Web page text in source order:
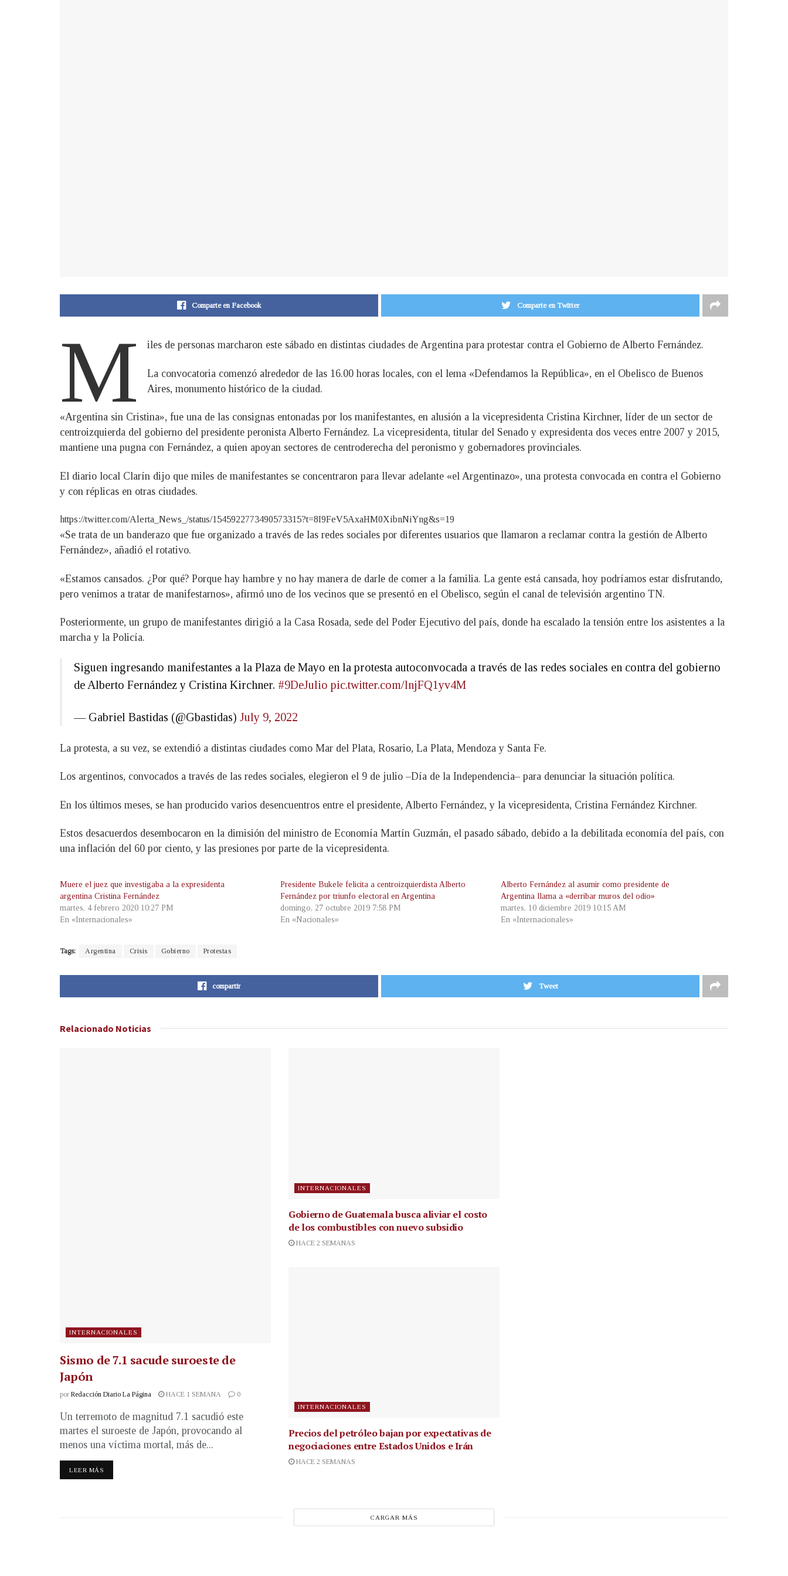
Comparte en Facebook Comparte en Twitter
M iles de personas marcharon este sábado en distintas ciudades de Argentina para protestar contra el Gobierno de Alberto Fernández.
La convocatoria comenzó alrededor de las 16.00 horas locales, con el lema «Defendamos la República», en el Obelisco de Buenos
Aires, monumento histórico de la ciudad.
«Argentina sin Cristina», fue una de las consignas entonadas por los manifestantes, en alusión a la vicepresidenta Cristina Kirchner, líder de un sector de
centroizquierda del gobierno del presidente peronista Alberto Fernández. La vicepresidenta, titular del Senado y expresidenta dos veces entre 2007 y 2015,
mantiene una pugna con Fernández, a quien apoyan sectores de centroderecha del peronismo y gobernadores provinciales.
El diario local Clarín dijo que miles de manifestantes se concentraron para llevar adelante «el Argentinazo», una protesta convocada en contra el Gobierno
y con réplicas en otras ciudades.
https://twitter.com/Alerta_News_/status/1545922773490573315?t=8I9FeV5AxaHM0XibnNiYng&s=19
«Se trata de un banderazo que fue organizado a través de las redes sociales por diferentes usuarios que llamaron a reclamar contra la gestión de Alberto
Fernández», añadió el rotativo.
«Estamos cansados. ¿Por qué? Porque hay hambre y no hay manera de darle de comer a la familia. La gente está cansada, hoy podríamos estar disfrutando,
pero venimos a tratar de manifestarnos», afirmó uno de los vecinos que se presentó en el Obelisco, según el canal de televisión argentino TN.
Posteriormente, un grupo de manifestantes dirigió a la Casa Rosada, sede del Poder Ejecutivo del país, donde ha escalado la tensión entre los asistentes a la
marcha y la Policía.
Siguen ingresando manifestantes a la Plaza de Mayo en la protesta autoconvocada a través de las redes sociales en contra del gobierno
de Alberto Fernández y Cristina Kirchner. #9DeJulio pic.twitter.com/lnjFQ1yv4M
— Gabriel Bastidas (@Gbastidas) July 9, 2022
La protesta, a su vez, se extendió a distintas ciudades como Mar del Plata, Rosario, La Plata, Mendoza y Santa Fe.
Los argentinos, convocados a través de las redes sociales, elegieron el 9 de julio –Día de la Independencia– para denunciar la situación política.
En los últimos meses, se han producido varios desencuentros entre el presidente, Alberto Fernández, y la vicepresidenta, Cristina Fernández Kirchner.
Estos desacuerdos desembocaron en la dimisión del ministro de Economía Martín Guzmán, el pasado sábado, debido a la debilitada economía del país, con
una inflación del 60 por ciento, y las presiones por parte de la vicepresidenta.
Muere el juez que investigaba a la expresidenta
argentina Cristina Fernández
martes, 4 febrero 2020 10:27 PM
En «Internacionales»
Presidente Bukele felicita a centroizquierdista Alberto
Fernández por triunfo electoral en Argentina
domingo, 27 octubre 2019 7:58 PM
En «Nacionales»
Alberto Fernández al asumir como presidente de
Argentina llama a «derribar muros del odio»
martes, 10 diciembre 2019 10:15 AM
En «Internacionales»
Tags: Argentina Crisis Gobierno Protestas
compartir Tweet
Relacionado Noticias
INTERNACIONALES
Sismo de 7.1 sacude suroeste de
Japón
por Redacción Diario La Página HACE 1 SEMANA 0
Un terremoto de magnitud 7.1 sacudió este
martes el suroeste de Japón, provocando al
menos una víctima mortal, más de...
LEER MÁS
INTERNACIONALES
Gobierno de Guatemala busca aliviar el costo
de los combustibles con nuevo subsidio
HACE 2 SEMANAS
INTERNACIONALES
Precios del petróleo bajan por expectativas de
negociaciones entre Estados Unidos e Irán
HACE 2 SEMANAS
CARGAR MÁS